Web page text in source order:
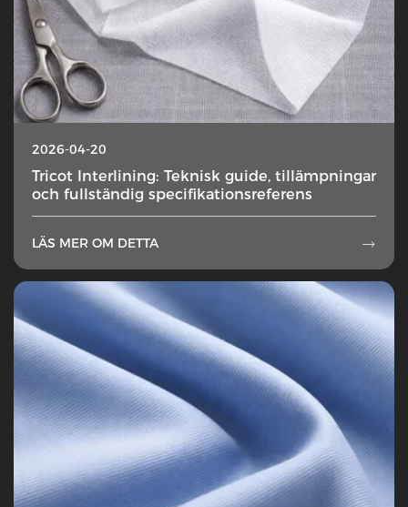
2026-04-20
Tricot Interlining: Teknisk guide, tillämpningar
och fullständig specifikationsreferens
LÄS MER OM DETTA 